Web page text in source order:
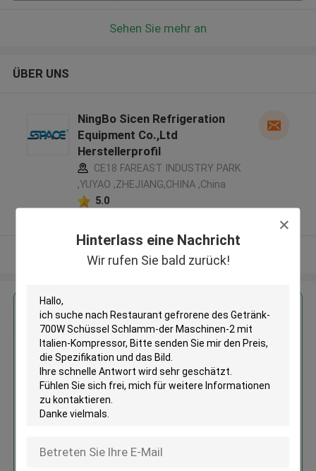
Hinterlass eine Nachricht
Wir rufen Sie bald zurück!
Sehen Sie mehr an
ÜBER UNS
NingBo Sicen Refrigeration
Equipment Co.,Ltd
Herstellerprofil
CE18 FAREAST INDUSTRY PARK
,YUYAO ,ZHEJIANG,CHINA ,China
5.0
Sehen Sie mehr an
Erhalten Sie den besten Preis für
Restaurant gefrorene des
Getränk-700W Schüssel
Schlamm-der Maschinen-2 mit
Fortsetzen